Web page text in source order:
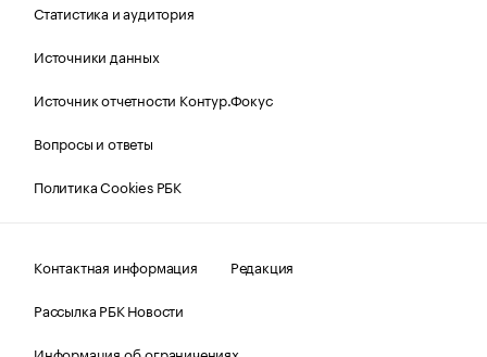
Статистика и аудитория
Источники данных
Источник отчетности Контур.Фокус
Вопросы и ответы
Политика Cookies РБК
Контактная информация
Редакция
Рассылка РБК Новости